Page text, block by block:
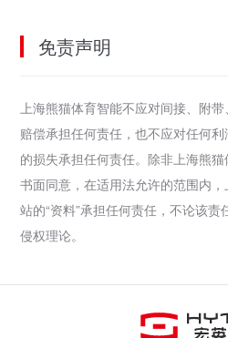
免责声明
上海熊猫体育智能不应对间接、附
赔偿承担任何责任，也不应对任何
的损失承担任何责任。除非上海熊
书面同意，在适用法允许的范围内
站的“资料”承担任何责任，不论该
侵权理论。